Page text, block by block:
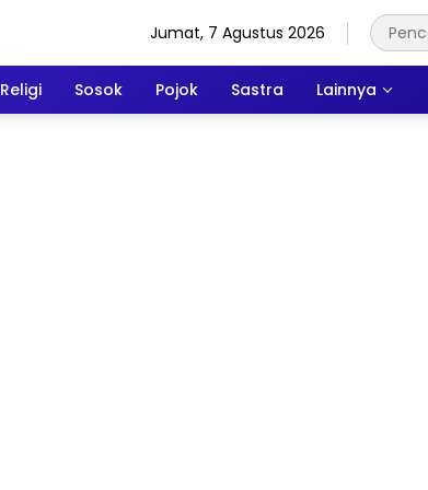
Jumat, 7 Agustus 2026
Religi Sosok Pojok Sastra Lainnya